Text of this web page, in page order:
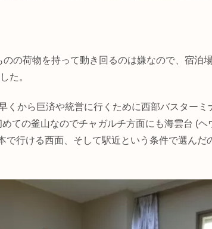
の荷物を持って動き回るのは嫌なので、宿泊
た。
くから巨済や統営に行くために西部バスターミ
ての釜山なのでチャガルチ方面にも海雲台 (ヘ
で行ける西面、そして駅近という条件で選んだ